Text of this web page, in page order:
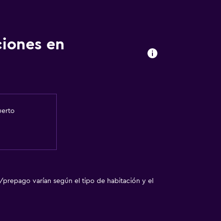
en
varían según el tipo de habitación y el